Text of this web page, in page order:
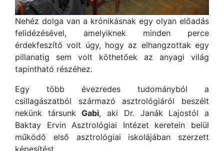
Nehéz dolga van a krónikásnak egy olyan előadás
felidézésével, amelyiknek minden perce
érdekfeszítő volt úgy, hogy az elhangzottak egy
pillanatig sem volt köthetőek az anyagi világ
tapintható részéhez.
Egy több évezredes tudományból a
csillagászatból származó asztrológiáról beszélt
nekünk társunkGabi, aki Dr. Janák Lajostól a
Baktay Ervin Asztrológiai Intézet keretein belül
működő első asztrológiai iskolájában szerzett
képesítést.